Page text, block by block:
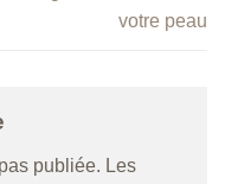
votre peau
publiée. Les